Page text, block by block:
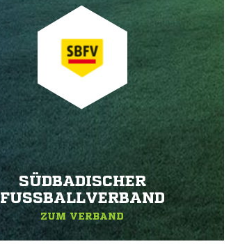
SÜDBADISCHER
FUSSBALLVERBAND
ZUM VERBAND